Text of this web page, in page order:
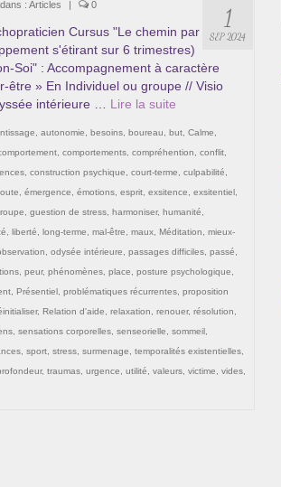
1
SEP 2024
: Articles | 0
Cursus "Le chemin par
s'étirant sur 6 trimestres)
Soi" : Accompagnement à caractère
être » En Individuel ou groupe // Visio
intérieure … Lire la suite­­
autonomie besoins, boureau but, Calme
, comportements, compréhention conflit,
, construction psychique court-terme culpabilité
émergence émotions, esprit, exsitence exsitentiel,
guestion de stress, harmoniser, humanité
liberté long-terme mal-être maux, Méditation
mieux-
odysée intérieure passages difficiles, passé
, peur, phénomènes, place posture psychologique
, Présentiel, problématiques récurrentes, proposition
, Relation d'aide relaxation renouer, résolution
, sensations corporelles, senseorielle sommeil,
, sport, stress, surmenage temporalités existentielles,
, traumas, urgence utilité valeurs, victime vides,